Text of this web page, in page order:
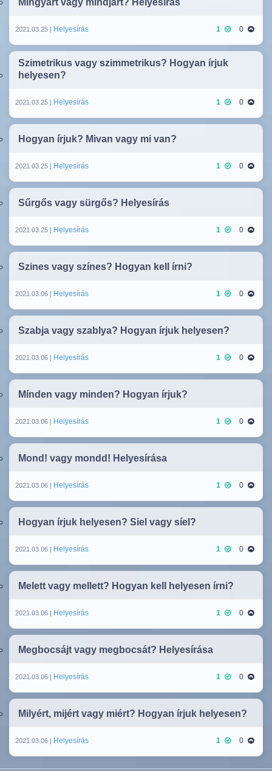
2021.03.25 | Helyesírás 1 0
Szimetrikus vagy szimmetrikus? Hogyan írjuk
helyesen?
2021.03.25 | Helyesírás 1 0
Hogyan írjuk? Mivan vagy mi van?
2021.03.25 | Helyesírás 1 0
Sűrgős vagy sürgős? Helyesírás
2021.03.25 | Helyesírás 1 0
Szines vagy színes? Hogyan kell írni?
2021.03.06 | Helyesírás 1 0
Szabja vagy szablya? Hogyan írjuk helyesen?
2021.03.06 | Helyesírás 1 0
Mínden vagy minden? Hogyan írjuk?
2021.03.06 | Helyesírás 1 0
Mond! vagy mondd! Helyesírása
2021.03.06 | Helyesírás 1 0
Hogyan írjuk helyesen? Siel vagy síel?
2021.03.06 | Helyesírás 1 0
Melett vagy mellett? Hogyan kell helyesen írni?
2021.03.06 | Helyesírás 1 0
Megbocsájt vagy megbocsát? Helyesírása
2021.03.06 | Helyesírás 1 0
Milyért, mijért vagy miért? Hogyan írjuk helyesen?
2021.03.06 | Helyesírás 1 0